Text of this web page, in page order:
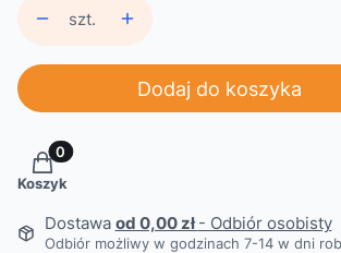
szt.
Dodaj do koszyka
Produkty w koszyku: 0. Zobacz
Koszyk
Dostawa od 0,00 zł- Odbiór osobisty
Odbiór możliwy w godzinach 7-14 w dni